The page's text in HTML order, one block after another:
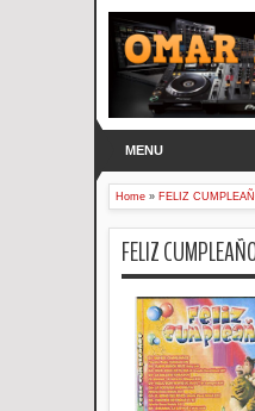
MENU
Home » FELIZ
FELIZ